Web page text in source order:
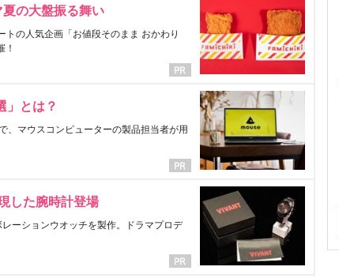
の大盤振る舞い
の人気企画「お値段そのまま おかわり
！
」とは？
、マウスコンピューターの製品担当者が用
した腕時計登場
ーションウオッチを製作。ドラマプロデ